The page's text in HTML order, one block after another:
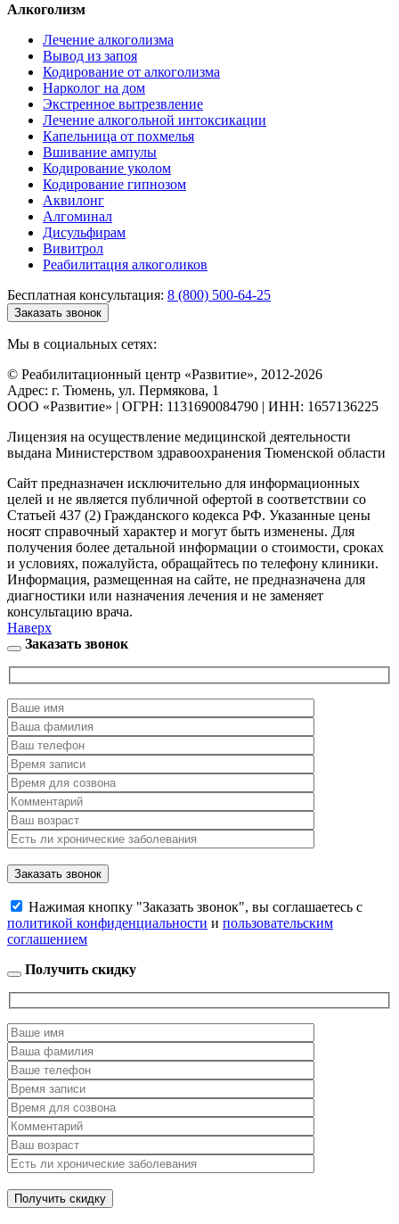
Алкоголизм
Лечение алкоголизма
Вывод из запоя
Кодирование от алкоголизма
Нарколог на дом
Экстренное вытрезвление
Лечение алкогольной интоксикации
Капельница от похмелья
Вшивание ампулы
Кодирование уколом
Кодирование гипнозом
Аквилонг
Алгоминал
Дисульфирам
Вивитрол
Реабилитация алкоголиков
Бесплатная консультация: 8 (800) 500-64-25
Заказать звонок
Мы в социальных сетях:
© Реабилитационный центр «Развитие», 2012-2026
Адрес: г. Тюмень, ул. Пермякова, 1
ООО «Развитие» | ОГРН: 1131690084790 | ИНН: 1657136225
Лицензия на осуществление медицинской деятельности
выдана Министерством здравоохранения Тюменской области
Сайт предназначен исключительно для информационных
целей и не является публичной офертой в соответствии со
Статьей 437 (2) Гражданского кодекса РФ. Указанные цены
носят справочный характер и могут быть изменены. Для
получения более детальной информации о стоимости, сроках
и условиях, пожалуйста, обращайтесь по телефону клиники.
Информация, размещенная на сайте, не предназначена для
диагностики или назначения лечения и не заменяет
консультацию врача.
Наверх
Заказать звонок
Нажимая кнопку "Заказать звонок", вы соглашаетесь с
политикой конфиденциальности и пользовательским
соглашением
Получить скидку